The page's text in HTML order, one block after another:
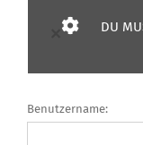
DU
Benutzername: